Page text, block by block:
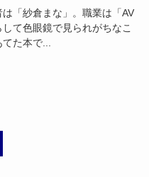
「紗倉まな」。職業は「AV
て色眼鏡で見られがちなこ
てた本で...